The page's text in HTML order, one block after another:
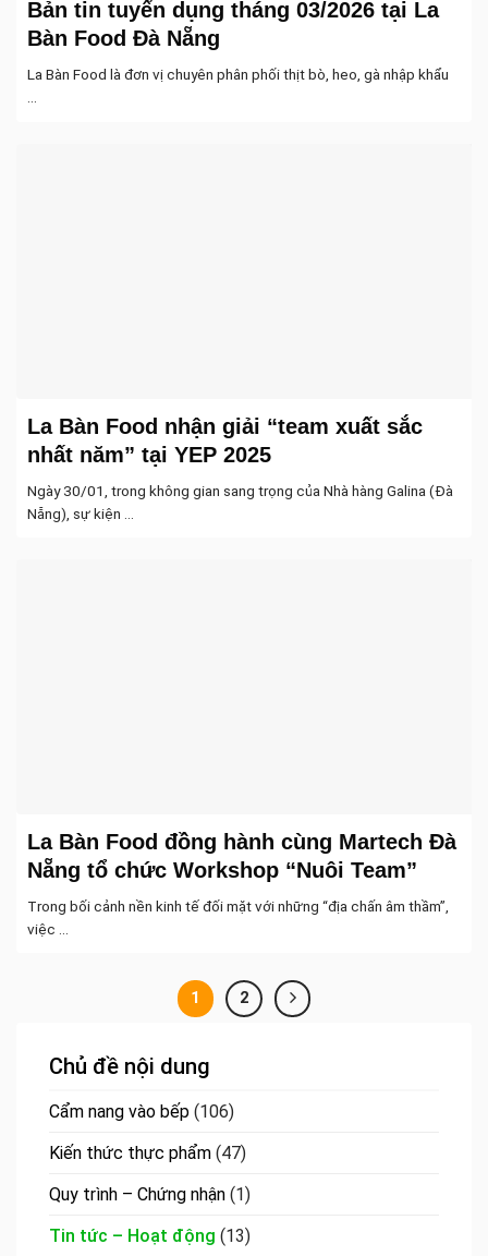
Bản tin tuyển dụng tháng 03/2026 tại La
Bàn Food Đà Nẵng
La Bàn Food là đơn vị chuyên phân phối thịt bò, heo, gà nhập khẩu
La Bàn Food nhận giải “team xuất sắc
nhất năm” tại YEP 2025
Ngày 30/01, trong không gian sang trọng của Nhà hàng Galina (Đà
Nẵng), sự kiện ...
La Bàn Food đồng hành cùng Martech Đà
Nẵng tổ chức Workshop “Nuôi Team”
Trong bối cảnh nền kinh tế đối mặt với những “địa chấn âm thầm”,
việc ...
1 2
Chủ đề nội dung
Cẩm nang vào bếp (106)
Kiến thức thực phẩm (47)
Quy trình – Chứng nhận (1)
Tin tức – Hoạt động (13)